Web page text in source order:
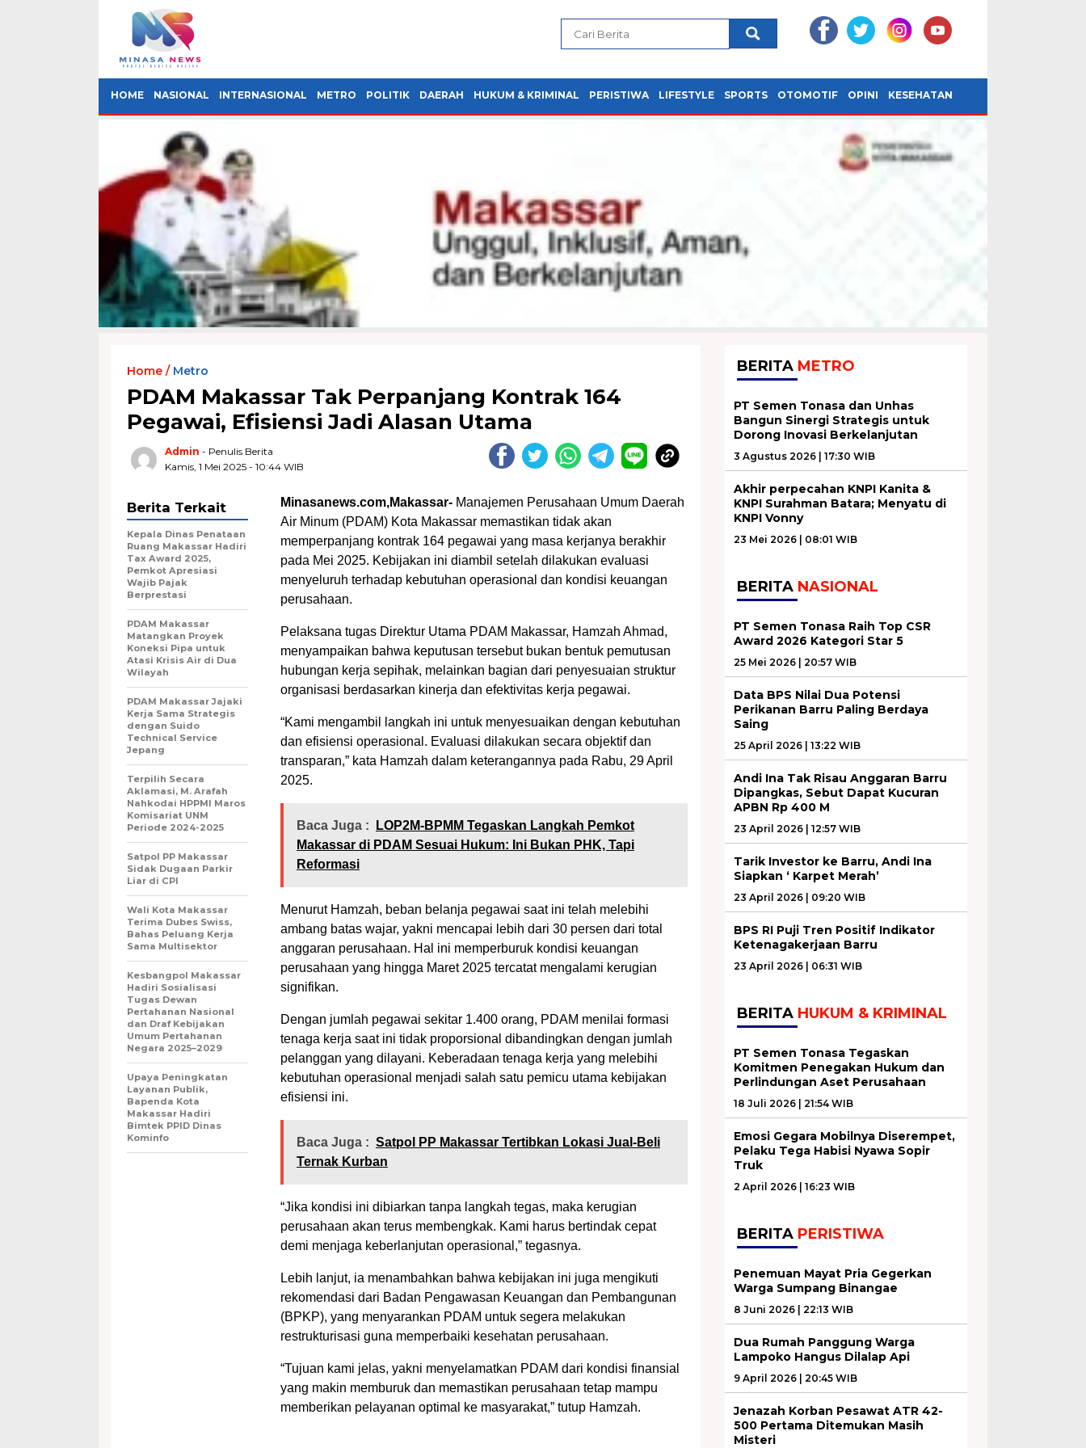
HOME NASIONAL INTERNASIONAL METRO POLITIK DAERAH HUKUM & KRIMINAL PERISTIWA LIFESTYLE SPORTS OTOMOTIF OPINI KESEHATAN
Home / Metro
PDAM Makassar Tak Perpanjang Kontrak 164
Pegawai, Efisiensi Jadi Alasan Utama
Admin - Penulis Berita
Kamis, 1 Mei 2025 - 10:44 WIB
Minasanews.com,Makassar- Manajemen Perusahaan Umum Daerah
Air Minum (PDAM) Kota Makassar memastikan tidak akan
memperpanjang kontrak 164 pegawai yang masa kerjanya berakhir
pada Mei 2025. Kebijakan ini diambil setelah dilakukan evaluasi
menyeluruh terhadap kebutuhan operasional dan kondisi keuangan
perusahaan.
Pelaksana tugas Direktur Utama PDAM Makassar, Hamzah Ahmad,
menyampaikan bahwa keputusan tersebut bukan bentuk pemutusan
hubungan kerja sepihak, melainkan bagian dari penyesuaian struktur
organisasi berdasarkan kinerja dan efektivitas kerja pegawai.
“Kami mengambil langkah ini untuk menyesuaikan dengan kebutuhan
dan efisiensi operasional. Evaluasi dilakukan secara objektif dan
transparan,” kata Hamzah dalam keterangannya pada Rabu, 29 April
2025.
Baca Juga :
LOP2M-BPMM Tegaskan Langkah Pemkot
Makassar di PDAM Sesuai Hukum: Ini Bukan PHK, Tapi
Reformasi
Menurut Hamzah, beban belanja pegawai saat ini telah melebihi
ambang batas wajar, yakni mencapai lebih dari 30 persen dari total
anggaran perusahaan. Hal ini memperburuk kondisi keuangan
perusahaan yang hingga Maret 2025 tercatat mengalami kerugian
signifikan.
Dengan jumlah pegawai sekitar 1.400 orang, PDAM menilai formasi
tenaga kerja saat ini tidak proporsional dibandingkan dengan jumlah
pelanggan yang dilayani. Keberadaan tenaga kerja yang melebihi
kebutuhan operasional menjadi salah satu pemicu utama kebijakan
efisiensi ini.
Baca Juga : Satpol PP Makassar Tertibkan Lokasi Jual-Beli
Ternak Kurban
“Jika kondisi ini dibiarkan tanpa langkah tegas, maka kerugian
perusahaan akan terus membengkak. Kami harus bertindak cepat
demi menjaga keberlanjutan operasional,” tegasnya.
Lebih lanjut, ia menambahkan bahwa kebijakan ini juga mengikuti
rekomendasi dari Badan Pengawasan Keuangan dan Pembangunan
(BPKP), yang menyarankan PDAM untuk segera melakukan
restrukturisasi guna memperbaiki kesehatan perusahaan.
“Tujuan kami jelas, yakni menyelamatkan PDAM dari kondisi finansial
yang makin memburuk dan memastikan perusahaan tetap mampu
memberikan pelayanan optimal ke masyarakat,” tutup Hamzah.
Berita Terkait
Kepala Dinas Penataan
Ruang Makassar Hadiri
Tax Award 2025,
Pemkot Apresiasi
Wajib Pajak
Berprestasi
PDAM Makassar
Matangkan Proyek
Koneksi Pipa untuk
Atasi Krisis Air di Dua
Wilayah
PDAM Makassar Jajaki
Kerja Sama Strategis
dengan Suido
Technical Service
Jepang
Terpilih Secara
Aklamasi, M. Arafah
Nahkodai HPPMI Maros
Komisariat UNM
Periode 2024-2025
Satpol PP Makassar
Sidak Dugaan Parkir
Liar di CPI
Wali Kota Makassar
Terima Dubes Swiss,
Bahas Peluang Kerja
Sama Multisektor
Kesbangpol Makassar
Hadiri Sosialisasi
Tugas Dewan
Pertahanan Nasional
dan Draf Kebijakan
Umum Pertahanan
Negara 2025–2029
Upaya Peningkatan
Layanan Publik,
Bapenda Kota
Makassar Hadiri
Bimtek PPID Dinas
Kominfo
BERITA METRO
PT Semen Tonasa dan Unhas
Bangun Sinergi Strategis untuk
Dorong Inovasi Berkelanjutan
3 Agustus 2026 | 17:30 WIB
Akhir perpecahan KNPI Kanita &
KNPI Surahman Batara; Menyatu di
KNPI Vonny
23 Mei 2026 | 08:01 WIB
BERITA NASIONAL
PT Semen Tonasa Raih Top CSR
Award 2026 Kategori Star 5
25 Mei 2026 | 20:57 WIB
Data BPS Nilai Dua Potensi
Perikanan Barru Paling Berdaya
Saing
25 April 2026 | 13:22 WIB
Andi Ina Tak Risau Anggaran Barru
Dipangkas, Sebut Dapat Kucuran
APBN Rp 400 M
23 April 2026 | 12:57 WIB
Tarik Investor ke Barru, Andi Ina
Siapkan ‘ Karpet Merah’
23 April 2026 | 09:20 WIB
BPS RI Puji Tren Positif Indikator
Ketenagakerjaan Barru
23 April 2026 | 06:31 WIB
BERITA HUKUM & KRIMINAL
PT Semen Tonasa Tegaskan
Komitmen Penegakan Hukum dan
Perlindungan Aset Perusahaan
18 Juli 2026 | 21:54 WIB
Emosi Gegara Mobilnya Diserempet,
Pelaku Tega Habisi Nyawa Sopir
Truk
2 April 2026 | 16:23 WIB
BERITA PERISTIWA
Penemuan Mayat Pria Gegerkan
Warga Sumpang Binangae
8 Juni 2026 | 22:13 WIB
Dua Rumah Panggung Warga
Lampoko Hangus Dilalap Api
9 April 2026 | 20:45 WIB
Jenazah Korban Pesawat ATR 42-
500 Pertama Ditemukan Masih
Misteri